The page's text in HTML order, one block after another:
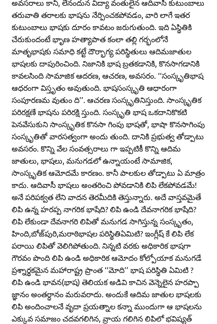
అవసరాలు కానీ, లేనందున విద్యా వంతులైన ఆదివాసీ కుటుంబాలు
తరువాతి తరాలకు భాషను నేర్పించకపోవడం, వారి లాగే ఇతర
కుటుంబాలు భాషకు దూరం కావటం జరుగుతుంది. ఇది ఏస్థితికి
చేరుకుందంటే భృాణ హత్యాపాత కంలా తల్లి గర్భంలోనే
మాతృభాషకు సమాధి కట్టే దౌర్భాగ్య పరిస్థితులు ఆదిమజాతుల
భాషలకు దాపురించింది. నిజానికి భాష బ్రతకడానికి, కొనసాగడానికి
కావలసింది సామాజిక ఆదరణ, ఆచరణ, అవసరం. ‘‘సంస్కృతిభాష
ఆధరంగా విస్తృతం అవుతుంది. భాషసంస్కృతి ఆధారంగా
సంపూరణమ వుతుం ది’’. ఆచరణ సంస్కృతినిస్తుంది. సాంస్కృతిక
పరిరక్షణే భాషను పరిరక్షి స్తుంది. సంస్కృతి భాష ఒకదానికొకటి
పెనవేసుకుని సాంస్కృతిక కొనసా గింపు భాషతో, భాషా కొనసాగింపు
సంస్కృతితో వారసత్వంగా అందు తుంది. దానికి ప్రభుత్వ తోడ్పాటు
అవసరం. కొన్ని వేల సంవత్సరాలు గా ఇప్పటికీ కొన్ని ఆదిమ
జాతులు, భాషలు, మనుగడలో ఉన్నాయంటే సామాజిక,
సాంస్కృతిక ఆమోదమే కారణం. కానీ పాలకుల తోడ్పాటు ఏ మాత్రం
కాదు. ఆదివాసీ భాషలు అంతరించి పోవడానికి లిపి లేకపోవడమే!
అనే పరిపక్వత లేని వాదన తెరమీదికి తెస్తున్నారు. అదే వాస్తవమైతే
లిపి ఉన్న హరప్ప నాగరిక భాషేది? లిపి ఉండి దేవనాగరిక భాషేది?
లిపి లేకుండా దేవనాగరి లిపితో మనుగడ సాగిస్తున్న సంస్కృతం,
హింది,బోజ్‌పురి,మరాఠిభాషల పరిస్థితిఏమిటి? ఇంగ్లీష్‌ కే లిపి లేక
పరాయి లిపితో వెలిగిపోతుంది. నిన్నటి వరకు అధికారిక భాషగా
గౌరవం పొంది లిపి ఉండి అధికారిక ఆమోదం కోల్పోయాక మనుగడే
ప్రశ్నార్థకమైన మహారాష్ట్ర ప్రాంత ‘‘మోది’’ భాష పరిస్థితి ఏమిటి ?
లిపి ఉండి భావన(భాష) తెలియక అడివి కాచిన వెన్నెలైన హరప్పా
జ్ఞానం అంతర్ధానం మరువరాదు. అందుకే ఆదిమ జాతుల భాషలకు
లిపి అందించాలనే వృదా ప్రయత్నాల కన్నా ముందుగా ఆ భాషలను
ఎక్కువ సమాజం చదవగలిగిన, వ్రాయ గలిగిన లిపిలో భవిష్యత్‌